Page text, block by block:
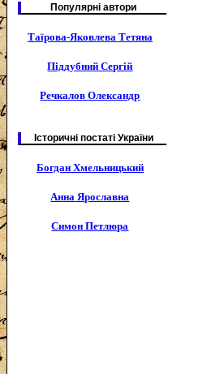
Популярні автори
Таїрова-Яковлева Тетяна
Піддубний Сергій
Речкалов Олександр
Історичні постаті України
Богдан Хмельницький
Анна Ярославна
Симон Петлюра